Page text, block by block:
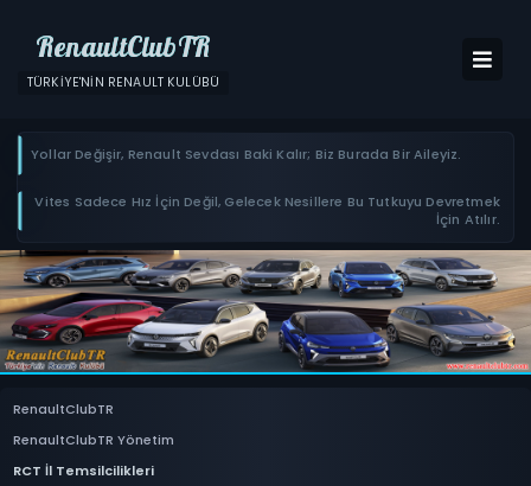
RenaultClubTR
TÜRKIYE'NIN RENAULT KULÜBÜ
Yollar Değişir, Renault Sevdası Baki Kalır; Biz Burada Bir Aileyiz.
Vites Sadece Hız İçin Değil, Gelecek Nesillere Bu Tutkuyu Devretmek
İçin Atılır.
RenaultClubTR
RenaultClubTR Yönetim
RCT İl Temsilcilikleri